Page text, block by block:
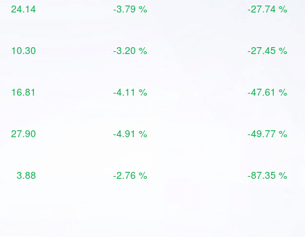
24.14 -3.79 % -27.74 %
10.30 -3.20 % -27.45 %
16.81 -4.11 % -47.61 %
27.90 -4.91 % -49.77 %
3.88 -2.76 % -87.35 %